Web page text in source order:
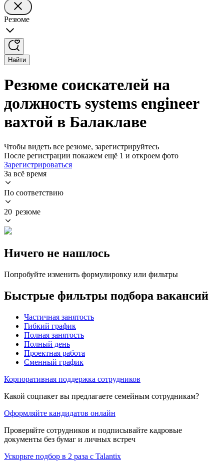
Резюме
Найти
Резюме соискателей на
должность systems engineer
вахтой в Балаклаве
Чтобы видеть все резюме, зарегистрируйтесь
После регистрации покажем ещё 1 и откроем фото
Зарегистрироваться
За всё время
По соответствию
20 резюме
Ничего не нашлось
Попробуйте изменить формулировку или фильтры
Быстрые фильтры подбора вакансий
Частичная занятость
Гибкий график
Полная занятость
Полный день
Проектная работа
Сменный график
Корпоративная поддержка сотрудников
Какой соцпакет вы предлагаете семейным сотрудникам?
Оформляйте кандидатов онлайн
Проверяйте сотрудников и подписывайте кадровые
документы без бумаг и личных встреч
Ускорьте подбор в 2 раза с Talantix